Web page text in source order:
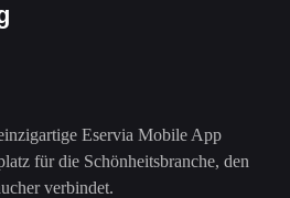
Eservia Mobile App
für die Schönheitsbranche, den
verbindet.